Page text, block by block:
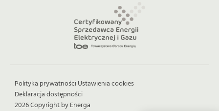
Polityka prywatności Ustawienia cookies
2026 Copyright by Energa
Deklaracja dostępności